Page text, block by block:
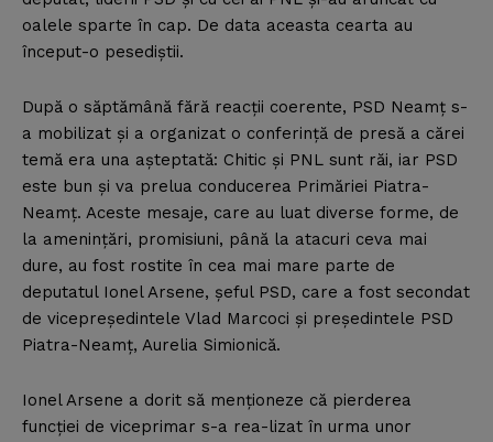
oalele sparte în cap. De data aceasta cearta au
început-o pesediştii.
După o săptămână fără reacţii coerente, PSD Neamţ s-
a mobilizat şi a organizat o conferinţă de presă a cărei
temă era una aşteptată: Chitic şi PNL sunt răi, iar PSD
este bun şi va prelua conducerea Primăriei Piatra-
Neamţ. Aceste mesaje, care au luat diverse forme, de
la ameninţări, promisiuni, până la atacuri ceva mai
dure, au fost rostite în cea mai mare parte de
deputatul Ionel Arsene, şeful PSD, care a fost secondat
de vicepreşedintele Vlad Marcoci şi preşedintele PSD
Piatra-Neamţ, Aurelia Simionică.
Ionel Arsene a dorit să menţioneze că pierderea
funcţiei de viceprimar s-a rea-lizat în urma unor